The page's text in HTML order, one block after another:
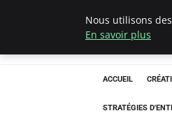
ACCUEIL
STRATÉGIES
Nous utilisons
En savoir plus